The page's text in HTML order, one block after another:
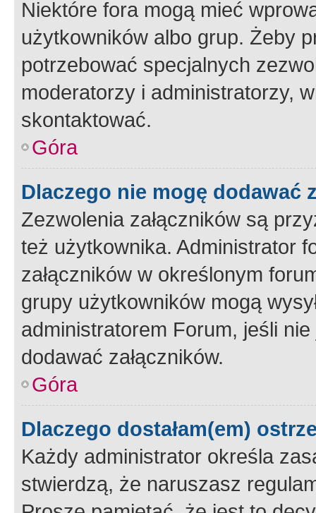
Niektóre fora mogą mieć
użytkowników albo grup. Żeby
potrzebować specjalnych
moderatorzy i administratorzy,
skontaktować.
Góra
Dlaczego nie mogę dodawać
Zezwolenia załączników są
też użytkownika. Administrator
załączników w określonym
grupy użytkowników mogą
administratorem Forum, jeśli
dodawać załączników.
Góra
Dlaczego dostałam(em)
Każdy administrator określa
stwierdzą, że naruszasz